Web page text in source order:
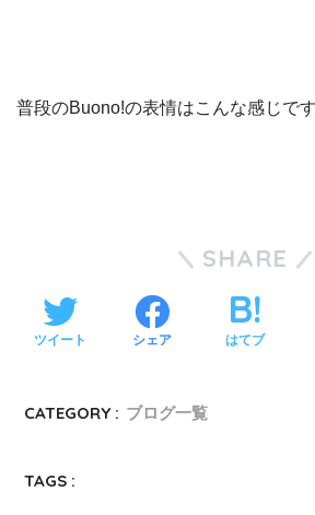
普段のBuono!の表情はこんな感じで
SHARE
ツイート シェア はてブ
CATEGORY : ブログ一覧
TAGS :